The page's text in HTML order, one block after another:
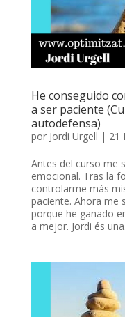
He conseguido
a ser paciente
autodefensa)
por Jordi Urgell | 21
Antes del curso me
emocional. Tras la
controlarme más
paciente. Ahora me
porque he ganado
a mejor. Jordi és